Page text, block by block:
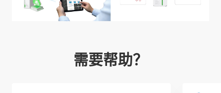
需要帮助？